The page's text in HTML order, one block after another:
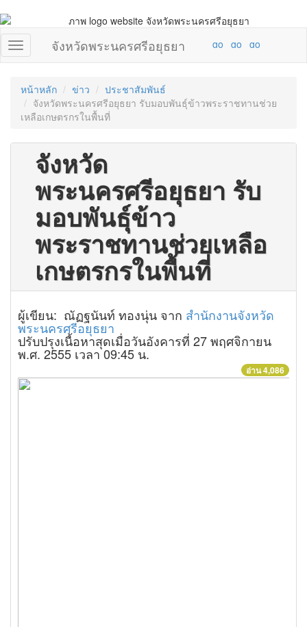
จังหวัดพระนครศรีอยุธยา
หน้าหลัก ข่าว
ประชาสัมพันธ์
จังหวัดพระนครศรีอยุธยา รับมอบพันธุ์ข้าวพระราชทานช่วย
เหลือเกษตรกรในพื้นที่
จังหวัด
พระนครศรีอยุธยา รับ
มอบพันธุ์ข้าว
พระราชทานช่วยเหลือ
เกษตรกรในพื้นที่
ผู้เขียน: ณัฏฐนันท์ ทองนุ่น จาก สำนักงานจังหวัด
พระนครศรีอยุธยา
ปรับปรุงเนื้อหาสุดเมื่อวันอังคารที่ 27 พฤศจิกายน
พ.ศ. 2555 เวลา 09:45 น.
อ่าน 4,086